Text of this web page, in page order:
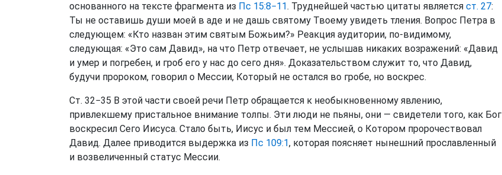
основанного на тексте фрагмента из Пс 15:8−11. Труднейшей частью цитаты является ст. 27:
Ты не оставишь души моей в аде и не дашь святому Твоему увидеть тления. Вопрос Петра в
следующем: «Кто назван этим святым Божьим?» Реакция аудитории, по-видимому,
следующая: «Это сам Давид», на что Петр отвечает, не услышав никаких возражений: «Давид
и умер и погребен, и гроб его у нас до сего дня». Доказательством служит то, что Давид,
будучи пророком, говорил о Мессии, Который не остался во гробе, но воскрес.
Ст. 32−35 В этой части своей речи Петр обращается к необыкновенному явлению,
привлекшему пристальное внимание толпы. Эти люди не пьяны, они — свидетели того, как Бог
воскресил Сего Иисуса. Стало быть, Иисус и был тем Мессией, о Котором пророчествовал
Давид. Далее приводится выдержка из Пс 109:1, которая поясняет нынешний прославленный
и возвеличенный статус Мессии.